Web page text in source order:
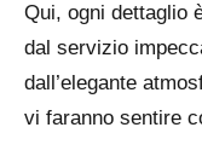
Qui, ogni dettaglio
dal servizio
dall’elegante
vi faranno sentire